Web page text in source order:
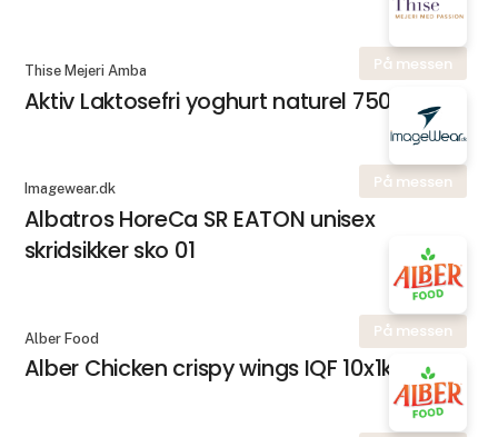
På messen
Thise Mejeri Amba
Aktiv Laktosefri yoghurt naturel 750 g
På messen
Imagewear.dk
Albatros HoreCa SR EATON unisex
skridsikker sko 01
På messen
Alber Food
Alber Chicken crispy wings IQF 10x1kg